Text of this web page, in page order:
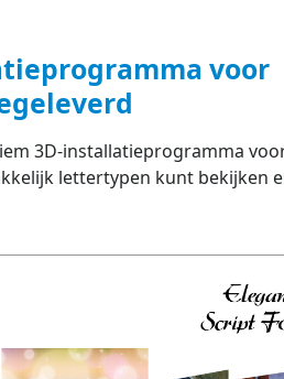
voor
3D-installatieprogramma
lettertypen kunt bekijken